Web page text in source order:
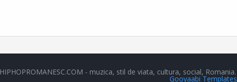
HIPHOPROMANESC.COM - muzica, stil de viata, cultura, social, Romania.
Gooyaabi Templates